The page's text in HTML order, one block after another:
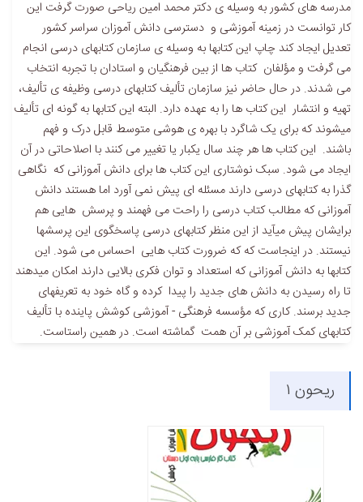
مدرسه های کشور به وسیله ی دکتر محمد امین ریاحی صورت گرفت این
کار توانست در زمینه آموزشی و دسترسی دانش آموزان سراسر کشور
تعدیل ایجاد کند چاپ این کتابها به وسیله ی سازمان کتابهای درسی انجام
می گرفت و مؤلفان کتاب ها از بین فرهنگیان و استادان با تجربه انتخاب
می شدند. در حال حاضر نیز سازمان تألیف کتابهای درسی وظیفه ی تألیف،
تهیه و انتشار این کتاب ها را به عهده دارد. البته این کتابها به گونه ای تألیف
میشوند که برای یک شاگرد با بهره ی هوشی متوسط قابل درک و فهم
باشند. این کتاب ها هر چند سال یکبار یا تغییر می کنند با اصلاحاتی در آن
ایجاد می شود. سبک نوشتاری این کتاب ها برای دانش آموزانی که نگاهی
گذرا به کتابهای درسی دارند مسئله ای پیش نمی آورد اما هستند دانش
آموزانی که مطالب کتاب درسی را راحت می فهمند و پرسش هایی هم
برایشان پیش میآید از این منظر کتابهای درسی پاسخگوی این پرسشها
نیستند. در اینجاست که که ضرورت کتاب هایی احساس می شود. این
کتابها به دانش آموزانی که استعداد و توان فکری بالایی دارند امکان میدهند
تا راه رسیدن به دانش های جدید را پیدا کرده و گاه خود به تعریفهای
جدید برسند. کاری که مؤسسه فرهنگی - آموزشی کوشش پاینده با تألیف
کتابهای کمک آموزشی بر آن همت گماشته است. در همین راستاست.
ریحون ۱